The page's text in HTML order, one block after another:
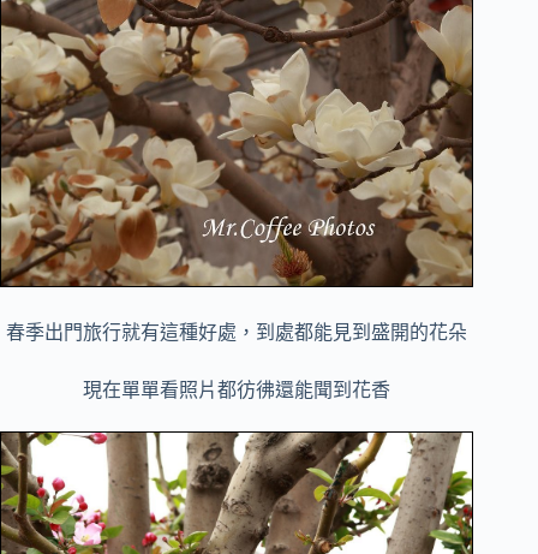
春季出門旅行就有這種好處，到處都能見到盛開的花朵
現在單單看照片都彷彿還能聞到花香